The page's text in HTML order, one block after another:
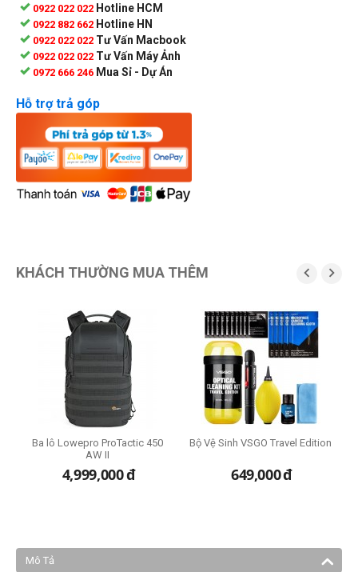
0922 022 022 Hotline HCM
0922 882 662 Hotline HN
0922 022 022 Tư Vấn Macbook
0922 022 022 Tư Vấn Máy Ảnh
0972 666 246 Mua Sỉ - Dự Án
Hỗ trợ trả góp
KHÁCH THƯỜNG MUA THÊM  
Ba lô Lowepro ProTactic 450
AW II
4,999,000đ
Bộ Vệ Sinh VSGO Travel Edition
649,000đ
Mô Tả